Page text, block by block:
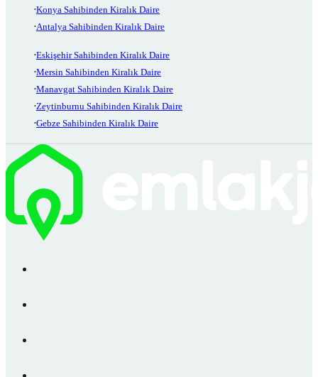
Konya Sahibinden Kiralık Daire
Antalya Sahibinden Kiralık Daire
Eskişehir Sahibinden Kiralık Daire
Mersin Sahibinden Kiralık Daire
Manavgat Sahibinden Kiralık Daire
Zeytinburnu Sahibinden Kiralık Daire
Gebze Sahibinden Kiralık Daire